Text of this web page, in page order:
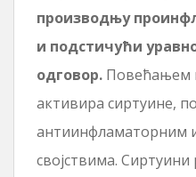
производњу
и подстичући
одговор. Повећањем
активира сиртуине,
антиинфламаторним
својствима.